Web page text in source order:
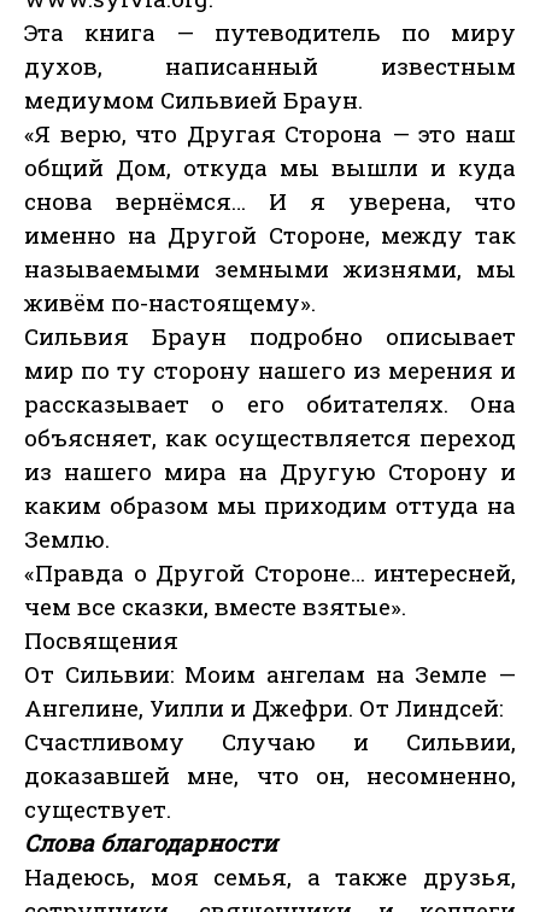
Эта книга — путеводитель по миру
духов, написанный известным
медиумом Сильвией Браун.
«Я верю, что Другая Сторона — это наш
общий Дом, откуда мы вышли и куда
снова вернёмся… И я уверена, что
именно на Другой Стороне, между так
называемыми земными жизнями, мы
живём по-настоящему».
Сильвия Браун подробно описывает
мир по ту сторону нашего из мерения и
рассказывает о его обитателях. Она
объясняет, как осуществляется переход
из нашего мира на Другую Сторону и
каким образом мы приходим оттуда на
Землю.
«Правда о Другой Стороне… интересней,
чем все сказки, вместе взятые».
Посвящения
От Сильвии: Моим ангелам на Земле —
Ангелине, Уилли и Джефри. От Линдсей:
Счастливому Случаю и Сильвии,
доказавшей мне, что он, несомненно,
существует.
Слова благодарности
Надеюсь, моя семья, а также друзья,